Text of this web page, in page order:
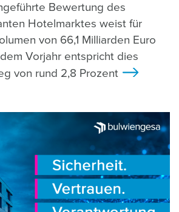
Bewertung des
Hotelmarktes weist für
von 66,1 Milliarden Euro
Vorjahr entspricht dies
von rund 2,8 Prozent